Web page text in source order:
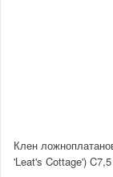
Клен
'Leat's Cottage') C7,5